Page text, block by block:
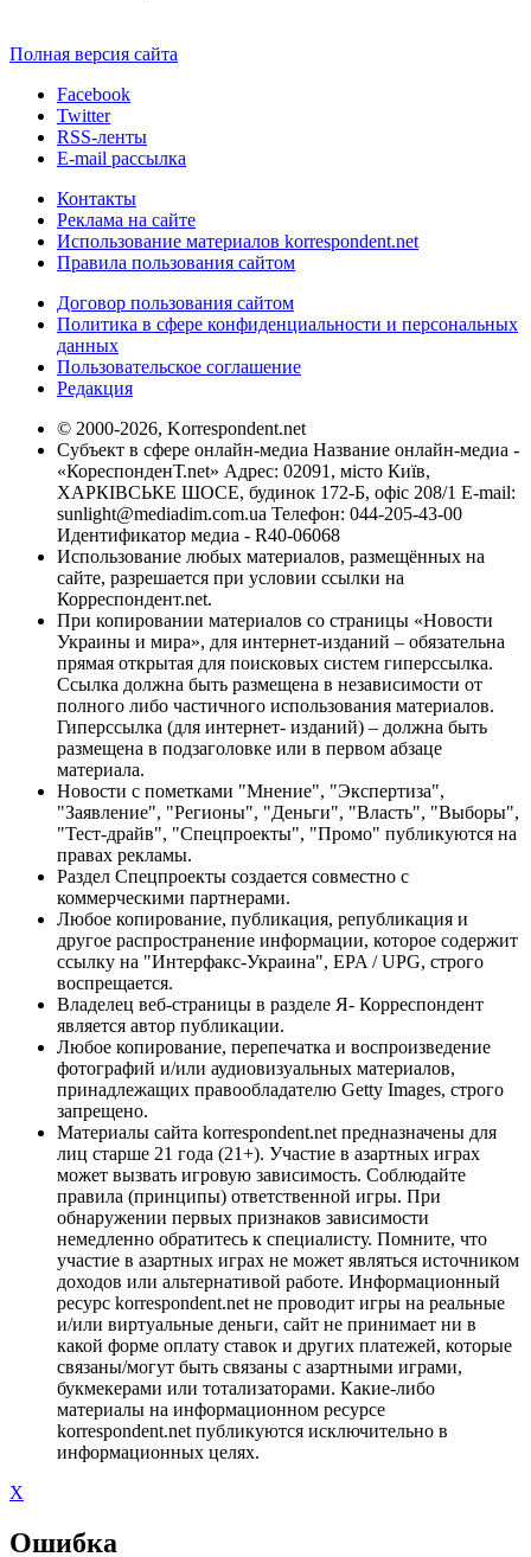
Полная версия сайта
Facebook
Twitter
RSS-ленты
E-mail рассылка
Контакты
Реклама на сайте
Использование материалов korrespondent.net
Правила пользования сайтом
Договор пользования сайтом
Политика в сфере конфиденциальности и персональных
данных
Пользовательское соглашение
Редакция
© 2000-2026, Korrespondent.net
Субъект в сфере онлайн-медиа Название онлайн-медиа -
«КореспонденТ.net» Адрес: 02091, місто Київ,
ХАРКІВСЬКЕ ШОСЕ, будинок 172-Б, офіс 208/1 E-mail:
sunlight@mediadim.com.ua Телефон: 044-205-43-00
Идентификатор медиа - R40-06068
Использование любых материалов, размещённых на
сайте, разрешается при условии ссылки на
Корреспондент.net.
При копировании материалов со страницы «Новости
Украины и мира», для интернет-изданий – обязательна
прямая открытая для поисковых систем гиперссылка.
Ссылка должна быть размещена в независимости от
полного либо частичного использования материалов.
Гиперссылка (для интернет- изданий) – должна быть
размещена в подзаголовке или в первом абзаце
материала.
Новости с пометками "Мнение", "Экспертиза",
"Заявление", "Регионы", "Деньги", "Власть", "Выборы",
"Тест-драйв", "Спецпроекты", "Промо" публикуются на
правах рекламы.
Раздел Спецпроекты создается совместно с
коммерческими партнерами.
Любое копирование, публикация, републикация и
другое распространение информации, которое содержит
ссылку на "Интерфакс-Украина", EPA / UPG, строго
воспрещается.
Владелец веб-страницы в разделе Я- Корреспондент
является автор публикации.
Любое копирование, перепечатка и воспроизведение
фотографий и/или аудиовизуальных материалов,
принадлежащих правообладателю Getty Images, строго
запрещено.
Материалы сайта korrespondent.net предназначены для
лиц старше 21 года (21+). Участие в азартных играх
может вызвать игровую зависимость. Соблюдайте
правила (принципы) ответственной игры. При
обнаружении первых признаков зависимости
немедленно обратитесь к специалисту. Помните, что
участие в азартных играх не может являться источником
доходов или альтернативой работе. Информационный
ресурс korrespondent.net не проводит игры на реальные
и/или виртуальные деньги, сайт не принимает ни в
какой форме оплату ставок и других платежей, которые
связаны/могут быть связаны с азартными играми,
букмекерами или тотализаторами. Какие-либо
материалы на информационном ресурсе
korrespondent.net публикуются исключительно в
информационных целях.
X
Ошибка